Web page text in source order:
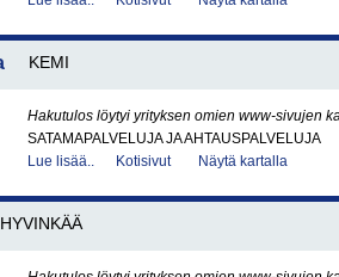
KEMI
Hakutulos löytyi yrityksen omien www-sivujen
SATAMAPALVELUJA JA AHTAUSPALVELUJA
Lue lisää..
Kotisivut Näytä kartalla
HYVINKÄÄ